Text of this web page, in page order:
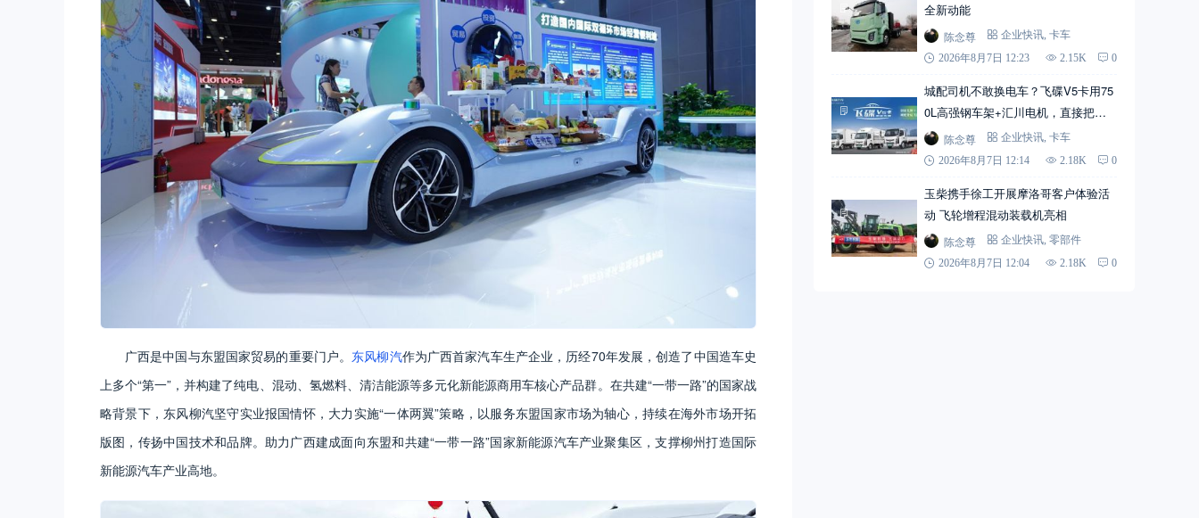
广西是中国与东盟国家贸易的重要门户。 东风柳汽作为广西首家汽车生产企业，历经70年发展，创造了中国造车史
上多个“第一”，并构建了纯电、混动、氢燃料、清洁能源等多元化新能源商用车核心产品群。在共建“一带一路”的国家战
略背景下，东风柳汽坚守实业报国情怀，大力实施“一体两翼”策略，以服务东盟国家市场为轴心，持续在海外市场开拓
版图，传扬中国技术和品牌。助力广西建成面向东盟和共建“一带一路”国家新能源汽车产业聚集区，支撑柳州打造国际
新能源汽车产业高地。
全新动能
陈念尊 企业快讯 卡车
2026年8月7日 12:23
2.15K 0
城配司机不敢换电车？飞碟V5卡用75
0L高强钢车架+汇川电机，直接把信
心拉满陈念尊 企业快讯 卡车
2026年8月7日 12:14
2.18K 0
玉柴携手徐工开展摩洛哥客户体验活
动 飞轮增程混动装载机亮相
陈念尊 企业快讯 零部件
2026年8月7日 12:04
2.18K 0